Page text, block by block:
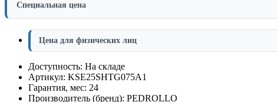
Специальная цена
Цена для физических лиц
Доступность: На складе
Артикул: KSE25SHTG075A1
Гарантия, мес: 24
Производитель (бренд): PEDROLLO